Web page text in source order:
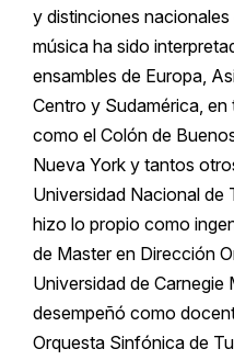
y distinciones
música ha sido
ensambles de Europa,
Centro y Sudamérica,
como el Colón de
Nueva York y tantos
Universidad Nacional de
hizo lo propio como
de Master en Dirección
Universidad de Carnegie
desempeñó como
Orquesta Sinfónica de